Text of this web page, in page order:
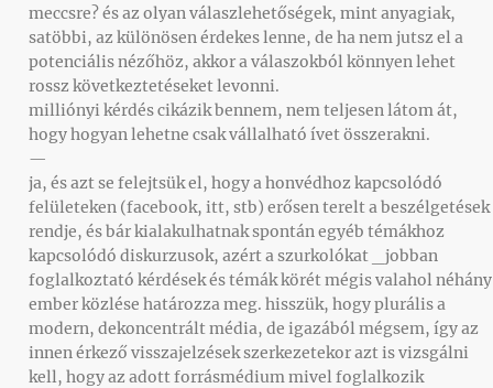
meccsre? és az olyan válaszlehetőségek, mint anyagiak,
satöbbi, az különösen érdekes lenne, de ha nem jutsz el a
potenciális nézőhöz, akkor a válaszokból könnyen lehet
rossz következtetéseket levonni.
milliónyi kérdés cikázik bennem, nem teljesen látom át,
hogy hogyan lehetne csak vállalható ívet összerakni.
—
ja, és azt se felejtsük el, hogy a honvédhoz kapcsolódó
felületeken (facebook, itt, stb) erősen terelt a beszélgetések
rendje, és bár kialakulhatnak spontán egyéb témákhoz
kapcsolódó diskurzusok, azért a szurkolókat _jobban
foglalkoztató kérdések és témák körét mégis valahol néhány
ember közlése határozza meg. hisszük, hogy plurális a
modern, dekoncentrált média, de igazából mégsem, így az
innen érkező visszajelzések szerkezetekor azt is vizsgálni
kell, hogy az adott forrásmédium mivel foglalkozik